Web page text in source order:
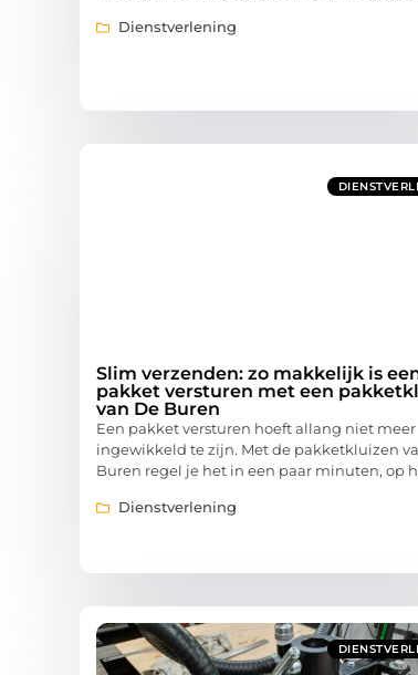
Dienstverlening
Slim verzenden: zo makkelijk is
pakket versturen met een
van De Buren
Een pakket versturen hoeft allang niet meer
ingewikkeld te zijn. Met de pakketkluizen
Buren regel je het in een paar minuten, op
Dienstverlening